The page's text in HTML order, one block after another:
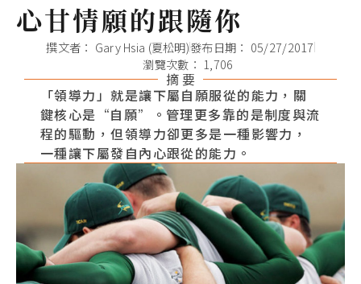
心甘情願的跟隨你
撰文者： Gary Hsia (夏松明)發布日期： 05/27/2017
瀏覽次數： 1,706
摘 要
「領導力」就是讓下屬自願服從的能力，關
鍵核心是“自願”。管理更多靠的是制度與流
程的驅動，但領導力卻更多是一種影響力，
一種讓下屬發自內心跟從的能力。